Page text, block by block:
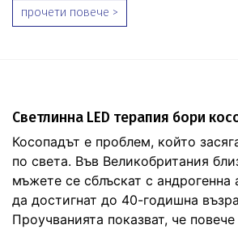
прочети повече >
Светлинна LED терапия бори
Косопадът е проблем, който
по света. Във Великобритания
мъжете се сблъскат с андрогенна
да достигнат до 40-годишна
Проучванията показват, че